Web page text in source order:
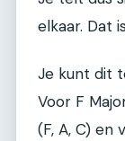
elkaar. Dat
Je kunt dit
Voor F
(F, A, C) en